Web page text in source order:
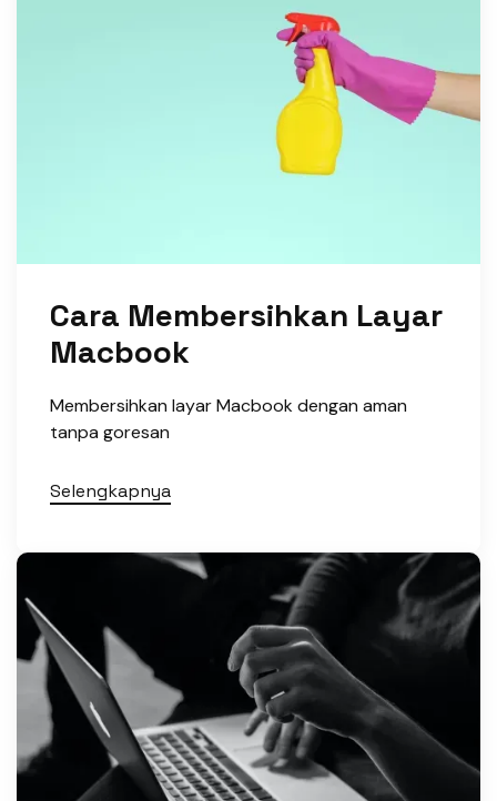
Cara Membersihkan Layar
Macbook
Membersihkan layar Macbook dengan aman
tanpa goresan
Selengkapnya